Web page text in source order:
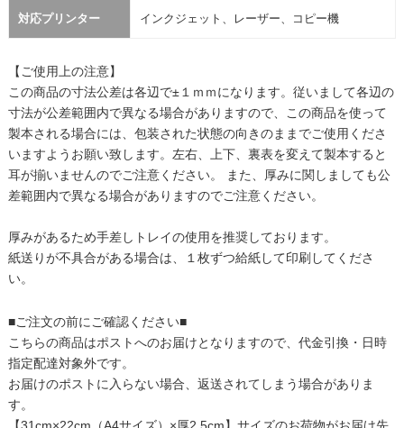
対応プリンター インクジェット、レーザー、コピー機
【ご使用上の注意】
この商品の寸法公差は各辺で±１ｍｍになります。従いまして各辺の
寸法が公差範囲内で異なる場合がありますので、この商品を使って
製本される場合には、包装された状態の向きのままでご使用くださ
いますようお願い致します。左右、上下、裏表を変えて製本すると
耳が揃いませんのでご注意ください。 また、厚みに関しましても公
差範囲内で異なる場合がありますのでご注意ください。
厚みがあるため手差しトレイの使用を推奨しております。
紙送りが不具合がある場合は、１枚ずつ給紙して印刷してくださ
い。
■ご注文の前にご確認ください■
こちらの商品はポストへのお届けとなりますので、代金引換・日時
指定配達対象外です。
お届けのポストに入らない場合、返送されてしまう場合がありま
す。